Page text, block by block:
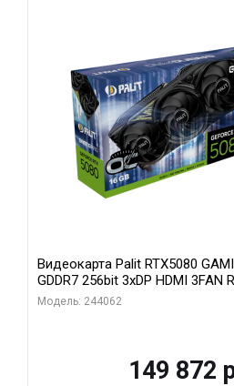
Видеокарта Palit RTX5080
GDDR7 256bit 3xDP HDMI 3FAN
Модель: 244062
149 872